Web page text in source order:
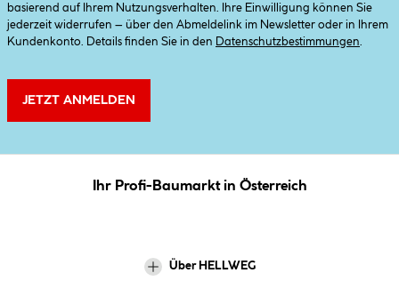
basierend auf Ihrem Nutzungsverhalten. Ihre Einwilligung können Sie
jederzeit widerrufen – über den Abmeldelink im Newsletter oder in Ihrem
Kundenkonto. Details finden Sie in den
Datenschutzbestimmungen
JETZT ANMELDEN
Ihr Profi-Baumarkt in Österreich
Über HELLWEG